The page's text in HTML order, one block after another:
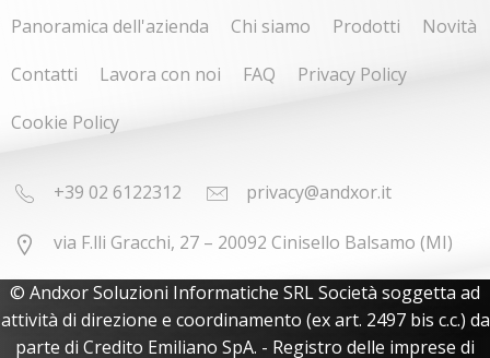
Panoramica dell'azienda Chi siamo Prodotti
Novità
Contatti
Lavora con noi FAQ
Privacy Policy
Cookie Policy
+39 02 6122312 privacy@andxor.it
via F.lli Gracchi, 27 – 20092 Cinisello Balsamo (MI)
© Andxor Soluzioni Informatiche SRL Società soggetta ad
attività di direzione e coordinamento (ex art. 2497 bis c.c.) da
parte di Credito Emiliano SpA. - Registro delle imprese di